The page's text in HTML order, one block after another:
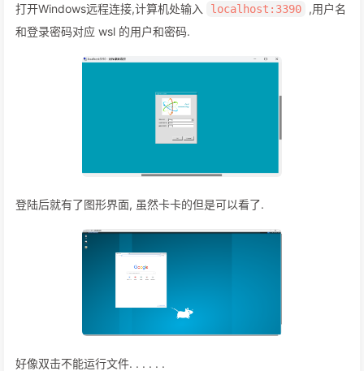
打开Windows远程连接,计算机处输入 localhost:3390
,用户名
和登录密码对应 wsl 的用户和密码.
登陆后就有了图形界面, 虽然卡卡的但是可以看了.
好像双击不能运行文件. . . . . .